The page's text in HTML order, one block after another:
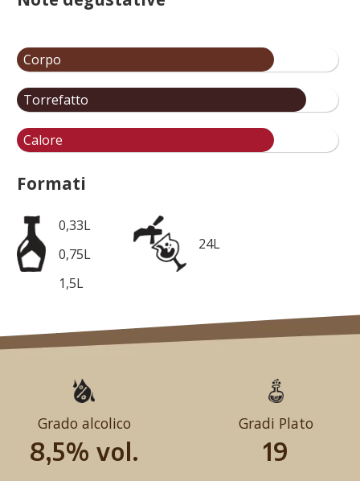
Corpo
Torrefatto
Calore
Formati
0,33L
0,75L
1,5L
24L
Grado alcolico
8,5% vol.
Gradi Plato
19